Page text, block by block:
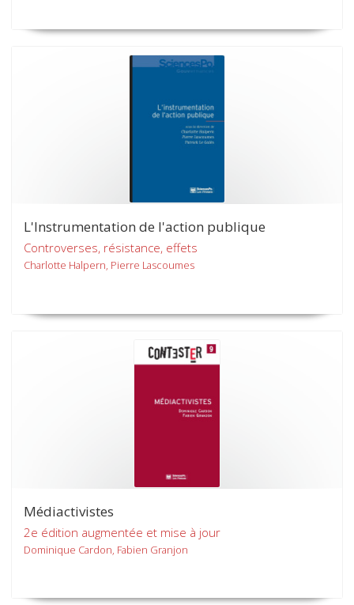
L'Instrumentation de l'action publique
Controverses, résistance, effets
Charlotte Halpern, Pierre Lascoumes
Médiactivistes
2e édition augmentée et mise à jour
Dominique Cardon, Fabien Granjon